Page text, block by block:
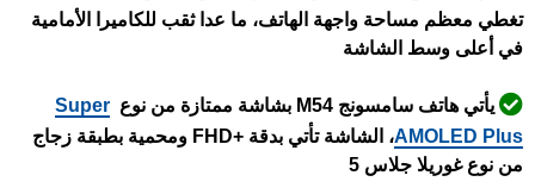
تغطي معظم مساحة واجهة الهاتف، ما عدا ثقب للكاميرا الأمامية
في أعلى وسط الشاشة
يأتي هاتف سامسونج M54 بشاشة ممتازة من نوع
Super
AMOLED Plus
، الشاشة تأتي بدقة +FHD ومحمية بطبقة زجاج
من نوع غوريلا جلاس 5